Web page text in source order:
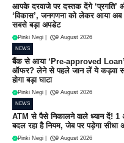
आपके दरवाजे पर दस्तक देंगे ‘प्रगति’
‘विकास’, जनगणना को लेकर आया
सबसे बड़ा अपडेट
Pinki Negi 9 August 2026
NEWS
बैंक से आया ‘Pre-approved
ऑफर? लेने से पहले जान लें ये कड़वा
होगा बड़ा घाटा
Pinki Negi 9 August 2026
NEWS
ATM से पैसे निकालने वाले ध्यान दें!
बदल रहा है नियम, जेब पर पड़ेगा सीधा
Pinki Negi 9 August 2026